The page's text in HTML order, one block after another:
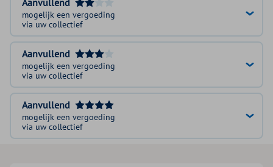
Aanvullend
mogelijk een vergoeding
via uw collectief
Aanvullend
mogelijk een vergoeding
via uw collectief
Aanvullend
mogelijk een vergoeding
via uw collectief